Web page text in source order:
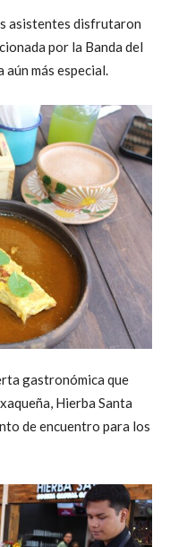
asistentes disfrutaron
por la Banda del
aún más especial.
gastronómica que
Hierba Santa
de encuentro para los